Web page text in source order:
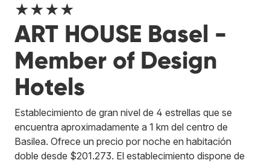
★★★★
ART HOUSE Basel -
Member of Design
Hotels
Establecimiento de gran nivel de 4 estrellas que se
encuentra aproximadamente a 1 km del centro de
Basilea. Ofrece un precio por noche en habitación
doble desde $201.273. El establecimiento dispone de